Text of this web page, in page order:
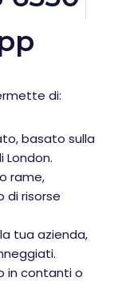
di:
basato sulla
rame,
di risorse
tua azienda,
in contanti o